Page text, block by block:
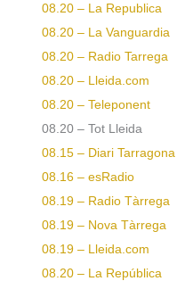
08.20 – La Republica
08.20 – La Vanguardia
08.20 – Radio Tarrega
08.20 – Lleida.com
08.20 – Teleponent
08.20 – Tot Lleida
08.15 – Diari Tarragona
08.16 – esRadio
08.19 – Radio Tàrrega
08.19 – Nova Tàrrega
08.19 – Lleida.com
08.20 – La República